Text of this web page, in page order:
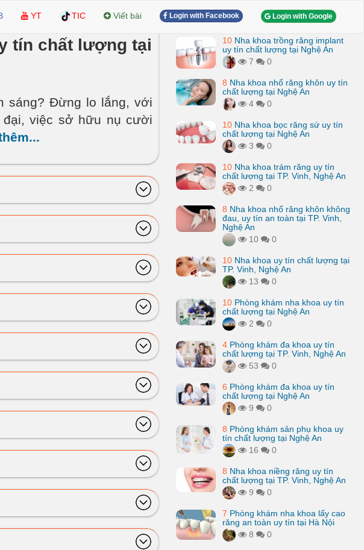
YT TIC Viết bài Login with Facebook Login with Google
tín chất lượng tại
sáng? Đừng lo lắng, với
đại, việc sở hữu nụ cười
10 Nha khoa trồng răng implant
uy tín chất lượng tại Nghệ An
7
0
8 Nha khoa nhổ răng khôn uy tín
chất lượng tại Nghệ An
4
0
10 Nha khoa bọc răng sứ uy tín
chất lượng tại Nghệ An
3
0
10 Nha khoa trám răng uy tín
chất lượng tại TP. Vinh, Nghệ An
2
0
8 Nha khoa nhổ răng khôn không
đau, uy tín an toàn tại TP. Vinh,
Nghệ An
10
0
10 Nha khoa uy tín chất lượng tại
TP. Vinh, Nghệ An
13
0
10 Phòng khám nha khoa uy tín
chất lượng tại Nghệ An
2
0
4 Phòng khám đa khoa uy tín
chất lượng tại TP. Vinh, Nghệ An
53
0
6 Phòng khám đa khoa uy tín
chất lượng tại Nghệ An
9
0
8 Phòng khám sản phụ khoa uy
tín chất lượng tại Nghệ An
16
0
8 Nha khoa niềng răng uy tín
chất lượng tại TP. Vinh, Nghệ An
9
0
7 Phòng khám nha khoa lấy cao
răng an toàn uy tín tại Hà Nội
8
0